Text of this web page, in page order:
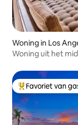
Woning in Los
Woning uit het
Topfavoriet van
Favoriet van